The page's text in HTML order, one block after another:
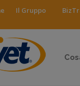
Il Gruppo